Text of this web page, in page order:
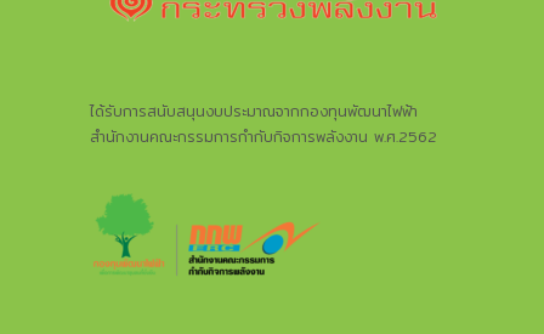
ได้รับการสนับสนุนงบประมาณจากกองทุนพัฒนาไฟฟ้า
สำนักงานคณะกรรมการกำกับกิจการพลังงาน พ.ศ.2562